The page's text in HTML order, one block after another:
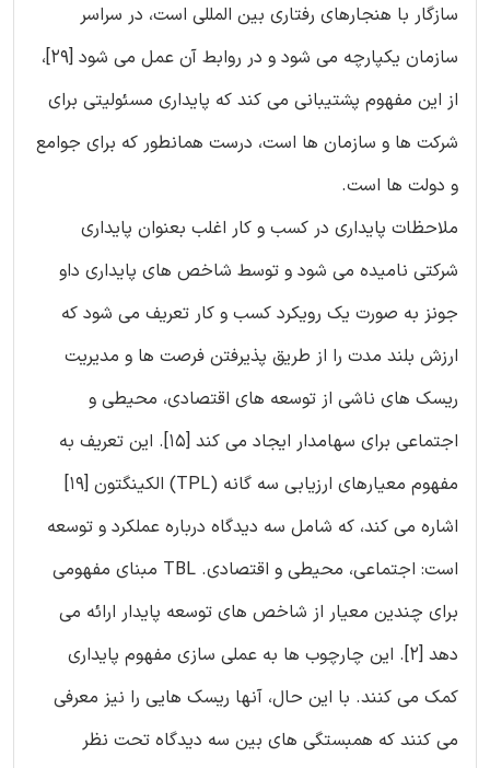
سازگار با هنجارهای رفتاری بین المللی است، در سراسر
سازمان یکپارچه می شود و در روابط آن عمل می شود [29]،
از این مفهوم پشتیبانی می کند که پایداری مسئولیتی برای
شرکت ها و سازمان ها است، درست همانطور که برای جوامع
و دولت ها است.
ملاحظات پایداری در کسب و کار اغلب بعنوان پایداری
شرکتی نامیده می شود و توسط شاخص های پایداری داو
جونز به صورت یک رویکرد کسب و کار تعریف می شود که
ارزش بلند مدت را از طریق پذیرفتن فرصت ها و مدیریت
ریسک های ناشی از توسعه های اقتصادی، محیطی و
اجتماعی برای سهامدار ایجاد می کند [15]. این تعریف به
مفهوم معیارهای ارزیابی سه گانه (TPL) الکینگتون [19]
اشاره می کند، که شامل سه دیدگاه درباره عملکرد و توسعه
است: اجتماعی، محیطی و اقتصادی. TBL مبنای مفهومی
برای چندین معیار از شاخص های توسعه پایدار ارائه می
دهد [2]. این چارچوب ها به عملی سازی مفهوم پایداری
کمک می کنند. با این حال، آنها ریسک هایی را نیز معرفی
می کنند که همبستگی های بین سه دیدگاه تحت نظر